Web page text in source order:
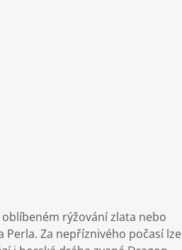
rýžování zlata nebo
Za nepříznivého počasí lze